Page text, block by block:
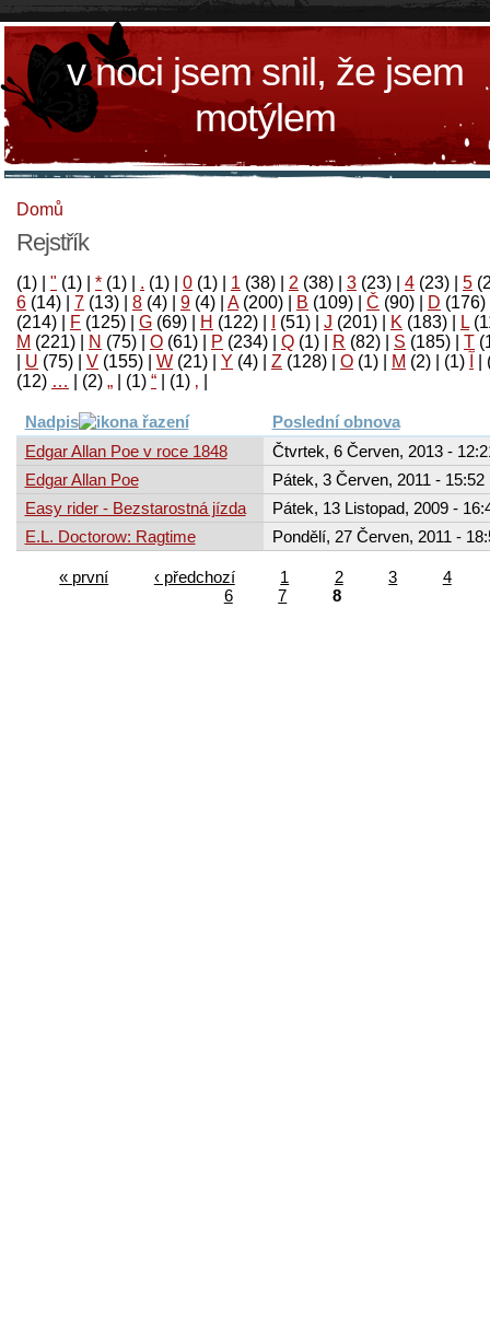
v noci jsem snil, že jsem
motýlem
Domů
Rejstřík
(1) " (1) * (1) . (1) 0 (1) 1 (38) 2 (38) 3 (23) 4 (23) 5
6 (14) 7 (13) 8 (4) 9 (4) A(200) B (109) Č (90) D (176)
(214)
F (125) G (69) H (122) (51) J (201) K (183) L
M (221) N (75) O (61) P (234) Q (1) R (82) S (185) T
U (75) V (155) W (21) Y (4) Z (128) Ο (1) М (2)
(1)
‚
(1)
“
(1)
„
(2)
…
(12)
Nadpis
Poslední obnova
Edgar Allan Poe v roce 1848
Čtvrtek, 6 Červen, 2013 -
Edgar Allan Poe
Pátek, 3 Červen, 2011 - 15:52
Easy rider - Bezstarostná jízda
Pátek, 13 Listopad, 2009 -
E.L. Doctorow: Ragtime
Pondělí, 27 Červen, 2011 -
« první ‹ předchozí 1 2 3
4
6
7 8